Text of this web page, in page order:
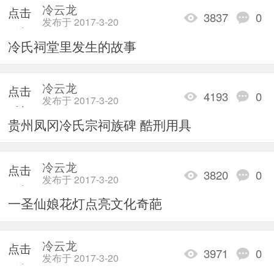
点击
重新
加载
3837 0
冷云龙
发布于 2017-3-20
冷氏祠堂里发生的故事
点击
重新
加载
4193 0
冷云龙
发布于 2017-3-20
贵州凤冈冷氏宗祠族碑 酷刑用具
点击
重新
加载
3820 0
冷云龙
发布于 2017-3-20
一圣仙娘花灯点亮文化奇葩
点击
3971 0
冷云龙
发布于 2017-3-20